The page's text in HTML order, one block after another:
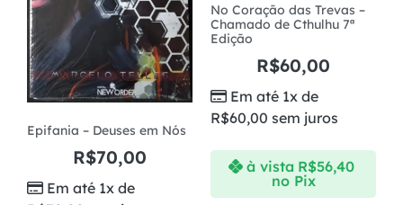
Epifania – Deuses em Nós
R$70,00
Em até 1x de
No Coração das Trevas –
Chamado de Cthulhu 7ª
Edição
R$60,00
Em até 1x de
R$60,00 sem juros
à vista R$56,40
no Pix